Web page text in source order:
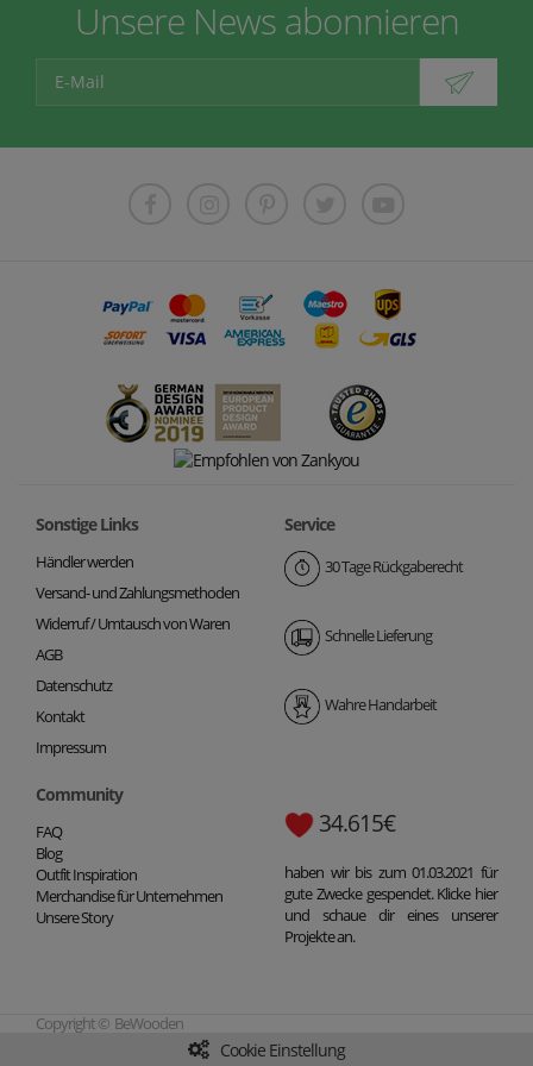
Unsere News abonnieren
Sonstige Links
Händler werden
Versand- und Zahlungsmethoden
Widerruf / Umtausch von Waren
AGB
Datenschutz
Kontakt
Impressum
Service
30 Tage Rückgaberecht
Schnelle Lieferung
Wahre Handarbeit
Community
FAQ
Blog
Outfit Inspiration
Merchandise für Unternehmen
Unsere Story
34.615€
haben wir bis zum 01.03.2021 für
gute Zwecke gespendet. Klicke hier
und schaue dir eines unserer
Projekte an.
Copyright © BeWooden
Cookie Einstellung